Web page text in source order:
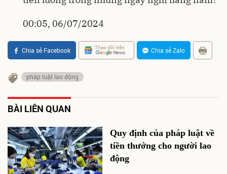
00:05, 06/07/2024
Chia sẻ Facebook Theo dõi trên Chia sẻ Zalo
pháp luật lao động
BÀI LIÊN QUAN
Quy định của pháp luật về
tiền thưởng cho người lao
động